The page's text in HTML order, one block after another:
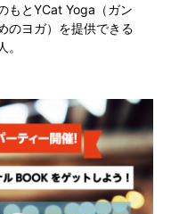
もとYCat Yoga（ガン
のヨガ）を提供できる